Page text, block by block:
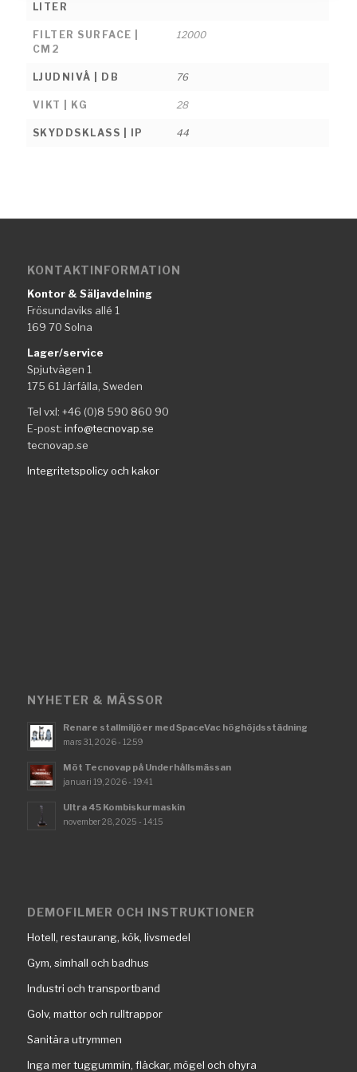
LITER
FILTER SURFACE |
CM2
12000
LJUDNIVÅ | DB 76
VIKT | KG 28
SKYDDSKLASS | IP 44
KONTAKTINFORMATION
Kontor & Säljavdelning
Frösundaviks allé 1
169 70 Solna
Lager/service
Spjutvägen 1
175 61 Järfälla, Sweden
Tel vxl: +46 (0)8 590 860 90
E-post: info@tecnovap.se
tecnovap.se
Integritetspolicy och kakor
NYHETER & MÄSSOR
Renare stallmiljöer med SpaceVac höghöjdsstädning
mars 31, 2026 - 12:59
Möt Tecnovap på Underhållsmässan
januari 19, 2026 - 19:41
Ultra 45 Kombiskurmaskin
november 28, 2025 - 14:15
DEMOFILMER OCH INSTRUKTIONER
Hotell, restaurang, kök, livsmedel
Gym, simhall och badhus
Industri och transportband
Golv, mattor och rulltrappor
Sanitära utrymmen
Inga mer tuggummin, fläckar, mögel och ohyra